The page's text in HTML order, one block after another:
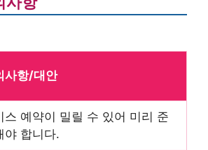
사항/대안
스 예약이 밀릴 수 있어 미리 준
야 합니다.